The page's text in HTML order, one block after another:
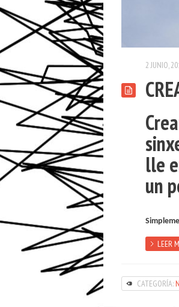
2 JUNIO,
lle
un
LEER
CATEGORÍA: